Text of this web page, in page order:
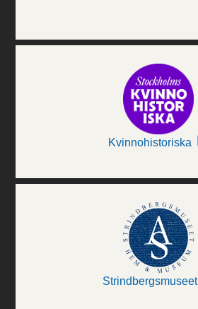
Kvinnohistoriska
Strindbergsmuseet